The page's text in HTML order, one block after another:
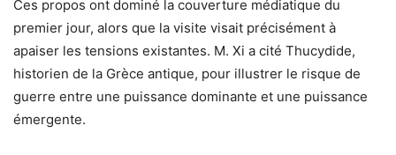
Ces propos ont dominé la couverture médiatique du
premier jour, alors que la visite visait précisément à
apaiser les tensions existantes. M. Xi a cité Thucydide,
historien de la Grèce antique, pour illustrer le risque de
guerre entre une puissance dominante et une puissance
émergente.